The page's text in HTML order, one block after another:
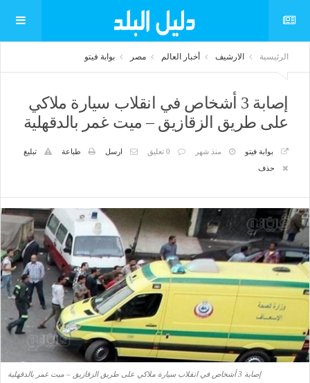
الرئيسية الارشيف أخبار العالم مصر بوابة فيتو
إصابة 3 أشخاص في انقلاب سيارة ملاكي
على طريق الزقازيق – ميت غمر بالدقهلية
بوابة فيتو منذ شهر 0 تعليق ارسل طباعة
تبليغ
حذف
إصابة 3 أشخاص في انقلاب سيارة ملاكي على طريق الزقازيق – ميت غمر بالدقهلية